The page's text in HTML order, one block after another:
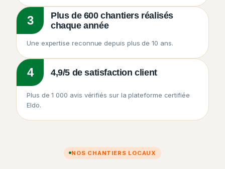
3
Plus de 600 chantiers réalisés
chaque année
Une expertise reconnue depuis plus de 10 ans.
4 4,9/5 de satisfaction client
Plus de 1 000 avis vérifiés sur la plateforme certifiée
Eldo.
NOS CHANTIERS LOCAUX